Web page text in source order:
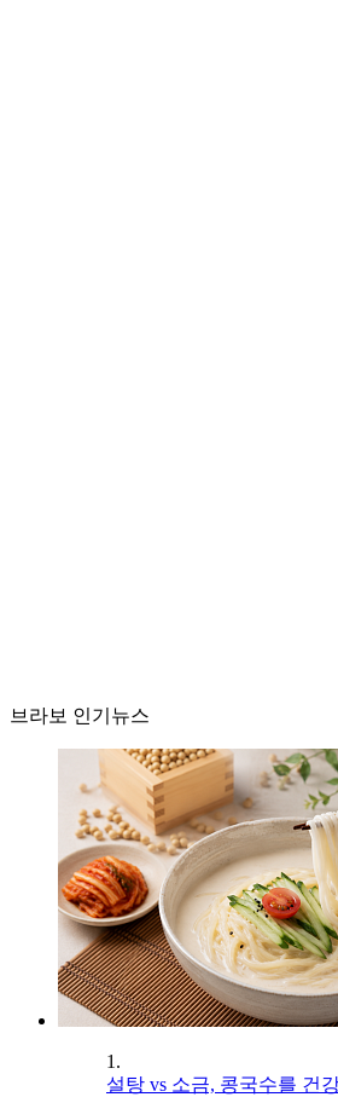
브라보 인기뉴스
1.
설탕 vs 소금, 콩국수를 건